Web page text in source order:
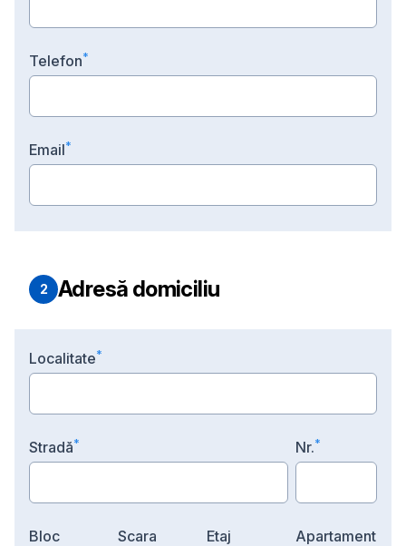
Telefon*
Email*
2 Adresă domiciliu
Localitate*
Stradă* Nr.*
Bloc Scara Etaj Apartament